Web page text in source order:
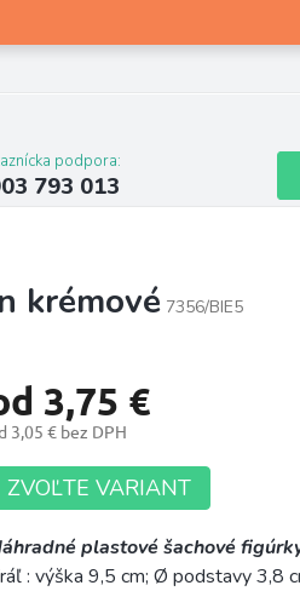
podpora:
793 013
krémové 7356/BIE5
3,75 €
3,05 € bez DPH
cena:
ZVOĽTE VARIANT
plastové šachové
: výška 9,5 cm; Ø podstavy 3,8